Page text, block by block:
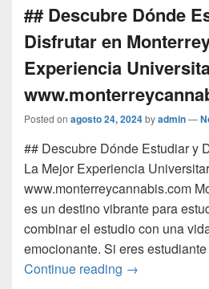
## Descubre Dónde
Disfrutar en
Experiencia
Posted on agosto 24, 2024byadmin—
## Descubre Dónde Estudiar y
La Mejor Experiencia
www.monterreycannabis.com
es un destino vibrante para
combinar el estudio con una
emocionante. Si eres
Continue reading ## Descubre
→